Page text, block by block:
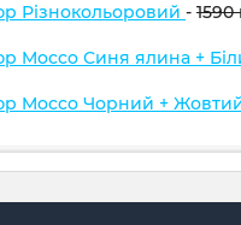
Різнокольоровий - 1590
Mocco Синя ялина +
Mocco Чорний +